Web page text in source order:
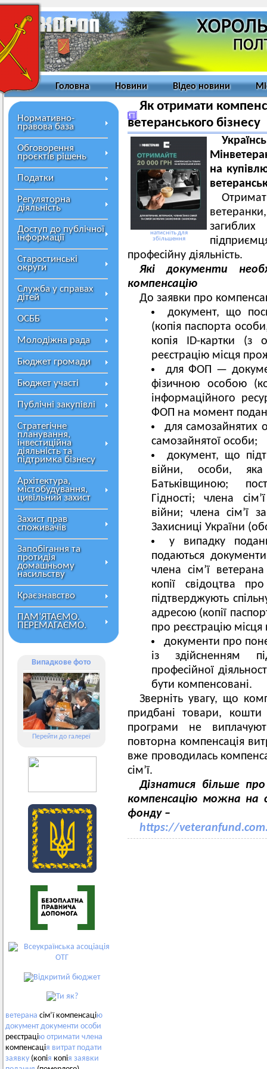
Головна Новини Відео новини
Нормативно-
правова база
Обговорення
проєктів рішень
Податки
Регуляторна
діяльність
Доступ до публічної
інформації
Старостинські
округи
Служба у справах
дітей
ОСББ
Молодіжна рада
Бюджет громади
Бюджет участі
Публічні закупівлі
Стратегічне
планування,
інвестиційна
діяльність та
підтримка бізнесу
Архітектура,
містобудування,
цивільний захист
Захист прав
споживачів
Запобігання та
протидія
домашньому
насильству
Краєзнавство
ПАМ’ЯТАЄМО.
ПЕРЕМАГАЄМО.
Випадкове фото
Перейти до галереї
ветерана сім’ї компенсацію
документ документи особи
реєстрацію отримати члена
компенсація витрат подати
заявку (копія копія заявки
Як отримати
ветеранського бізнесу
натисніть для
збільшення
на
професійну діяльність.
Які документи
компенсацію
До заявки про
документ, що
(копія паспорта
копія ID-картки (з
реєстрацію місця
для ФОП —
фізичною особою
інформаційного
ФОП на момент
для самозайнятих
самозайнятої особи;
документ, що
війни, особи,
Батьківщиною;
Гідності; члена
війни; члена сім’ї
Захисниці України
у випадку
подаються
члена сім’ї
копії свідоцтва
підтверджують
адресою (копії
про реєстрацію
документи про
із здійсненням
професійної
бути компенсовані.
Зверніть увагу, що
придбані товари,
програми не
повторна компенсація
вже проводилась
сім’ї.
Дізнатися більше
компенсацію можна на
фонду –
https://